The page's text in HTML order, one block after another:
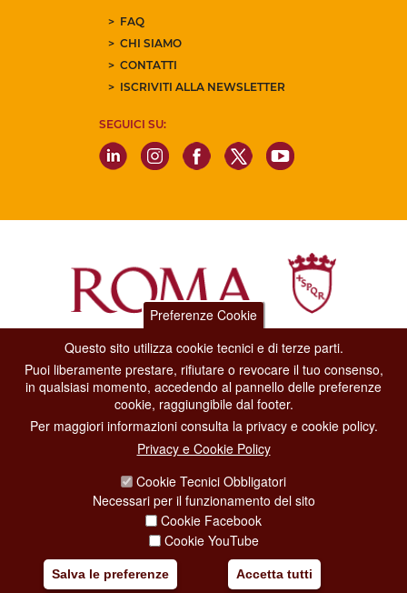
FAQ
CHI SIAMO
CONTATTI
ISCRIVITI ALLA NEWSLETTER
SEGUICI SU:
Dipartimento Grandi Eventi, Sport, Turismo e Moda.
Via di San Basilio, 51
00187 Roma
CONTACT CENTER TEL. 06 06 08
CONTATTA LA REDAZIONE
SOCIAL MEDIA POLICY
Preferenze Cookie
Questo sito utilizza cookie tecnici e di terze parti.
Puoi liberamente prestare, rifiutare o revocare il tuo consenso,
in qualsiasi momento, accedendo al pannello delle preferenze
cookie, raggiungibile dal footer.
Per maggiori informazioni consulta la privacy e cookie policy.
Privacy e Cookie Policy
Cookie Tecnici Obbligatori
Necessari per il funzionamento del sito
Cookie Facebook
Cookie YouTube
Salva le preferenze Accetta tutti